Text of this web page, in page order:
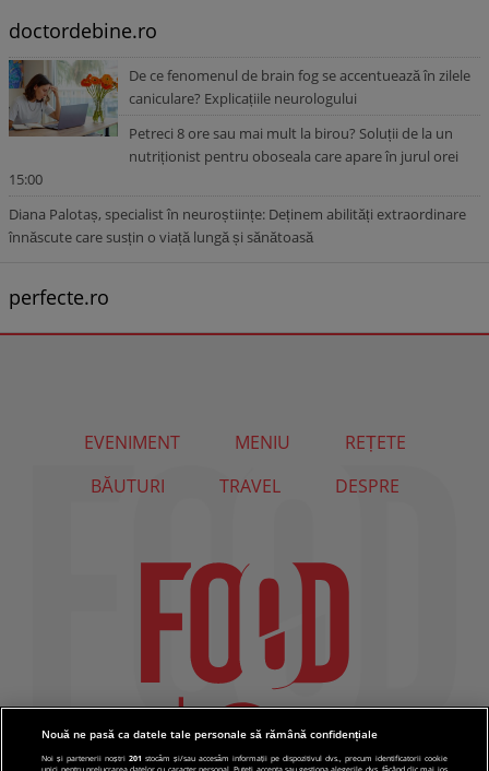
doctordebine.ro
De ce fenomenul de brain fog se accentuează în zilele
caniculare? Explicațiile neurologului
Petreci 8 ore sau mai mult la birou? Soluții de la un
nutriționist pentru oboseala care apare în jurul orei
15:00
Diana Palotaș, specialist în neuroștiințe: Deținem abilități extraordinare
înnăscute care susțin o viață lungă și sănătoasă
perfecte.ro
EVENIMENT MENIU
REȚETE
BĂUTURI
TRAVEL DESPRE
Nouă ne pasă ca datele tale personale să rămână confidențiale
Noi și partenerii noștri201 stocăm și/sau accesăm informații pe dispozitivul dvs., precum identificatorii cookie
unici pentru prelucrarea datelor cu caracter personal. Puteți accepta sau gestiona alegerile dvs. făcând clic mai jos